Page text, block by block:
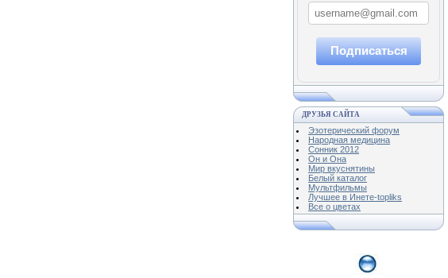
Подписаться
ДРУЗЬЯ САЙТА
Эзотерический форум
Народная медицина
Сонник 2012
Он и Она
Мир вкуснятины
Белый каталог
Мультфильмы
Лучшее в Инете-topliks
Все о цветах